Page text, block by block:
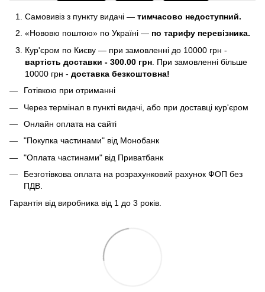
Самовивіз з пункту видачі — тимчасово недоступний.
«Нововю поштою» по Україні — по тарифу перевізника.
Кур'єром по Києву — при замовленні до 10000 грн -
вартість доставки - 300.00 грн . При замовленні більше
10000 грн - доставка безкоштовна!
Готівкою при отриманні
Через термінал в пункті видачі, або при доставці кур'єром
Онлайн оплата на сайті
"Покупка частинами" від Монобанк
"Оплата частинами" від Приватбанк
Безготівкова оплата на розрахунковий рахунок ФОП без
ПДВ.
Гарантія від виробника від 1 до 3 років.